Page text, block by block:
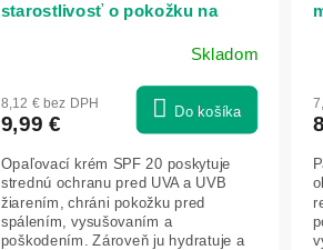
starostlivosť o pokožku na
Skladom
8,12 € bez DPH
9,99 €
Do košíka
Opaľovací krém SPF 20 poskytuje
strednú ochranu pred UVA a UVB
žiarením, chráni pokožku pred
spálením, vysušovaním a
poškodením. Zároveň ju hydratuje a